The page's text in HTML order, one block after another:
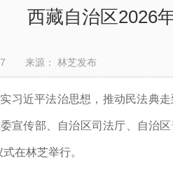
西藏自治区2026
27 来源： 林芝发布
习近平法治思想，推动民法典
宣传部、自治区司法厅、自治
在林芝举行。